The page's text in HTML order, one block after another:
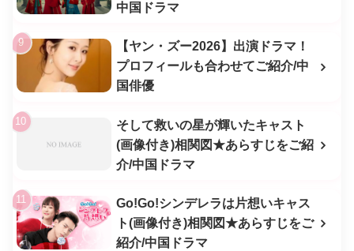
中国ドラマ
【ヤン・ズー2026】出演ドラマ！
プロフィールも合わせてご紹介/中
国俳優
そして救いの星が輝いたキャスト
(画像付き)相関図★あらすじをご紹
介/中国ドラマ
Go!Go!シンデレラは片想いキャス
ト(画像付き)相関図★あらすじをご
紹介/中国ドラマ